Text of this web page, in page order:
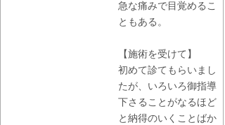
急な痛みで目覚めるこ
ともある。
【施術を受けて】
初めて診てもらいまし
たが、いろいろ御指導
下さることがなるほど
と納得のいくことばか